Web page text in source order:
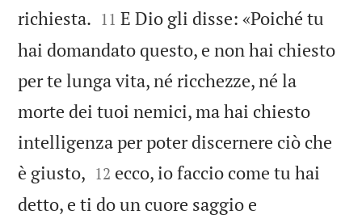
richiesta. 

11 E Dio gli disse: «Poiché tu
hai domandato questo, e non hai chiesto
per te lunga vita, né ricchezze, né la
morte dei tuoi nemici, ma hai chiesto
intelligenza per poter discernere ciò che
è giusto, 

12 ecco, io faccio come tu hai
detto, e ti do un cuore saggio e